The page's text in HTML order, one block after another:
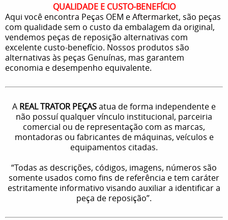
QUALIDADE E CUSTO-BENEFÍCIO
Aqui você encontra Peças OEM e Aftermarket, são peças
com qualidade sem o custo da embalagem da original,
vendemos peças de reposição alternativas com
excelente custo-benefício. Nossos produtos são
alternativas às peças Genuínas, mas garantem
economia e desempenho equivalente.
A REAL TRATOR PEÇASatua de forma independente e
não possuí qualquer vínculo institucional, parceiria
comercial ou de representação com as marcas,
montadoras ou fabricantes de máquinas, veículos e
equipamentos citadas.
“Todas as descrições, códigos, imagens, números são
somente usados como fins de referência e tem caráter
estritamente informativo visando auxiliar a identificar a
peça de reposição”.